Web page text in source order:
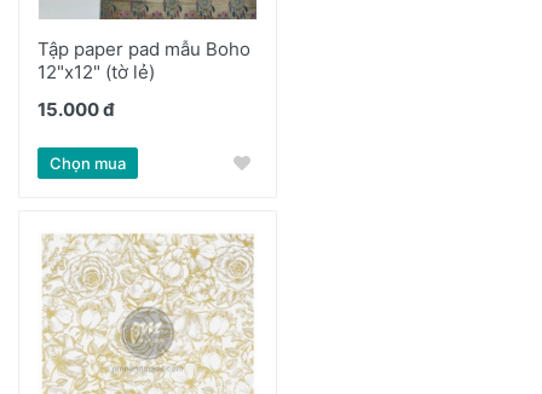
Tập paper pad mẫu Boho
12"x12" (tờ lẻ)
15.000 đ
Chọn mua